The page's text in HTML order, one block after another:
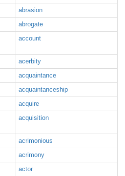
abrasion
abrogate
account
acerbity
acquaintance
acquaintanceship
acquire
acquisition
acrimonious
acrimony
actor